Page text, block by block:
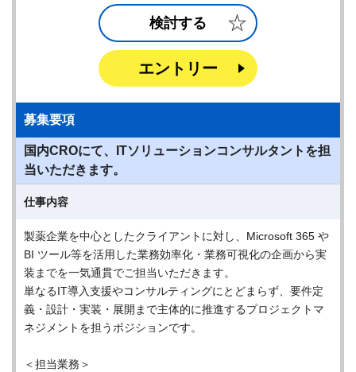
検討する
エントリー
募集要項
国内CROにて、ITソリューションコンサルタントを担
当いただきます。
仕事内容
製薬企業を中心としたクライアントに対し、Microsoft 365 や
BI ツール等を活用した業務効率化・業務可視化の企画から実
装までを一気通貫でご担当いただきます。
単なるIT導入支援やコンサルティングにとどまらず、要件定
義・設計・実装・展開まで主体的に推進するプロジェクトマ
ネジメントを担うポジションです。
＜担当業務＞